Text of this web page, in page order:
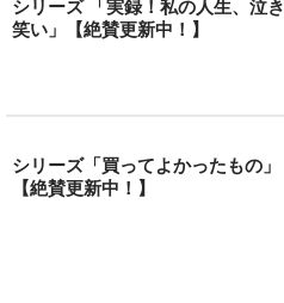
シリーズ 「実録！私の人生、泣き
笑い」【絶賛更新中！】
シリーズ「買ってよかったもの」
【絶賛更新中！】